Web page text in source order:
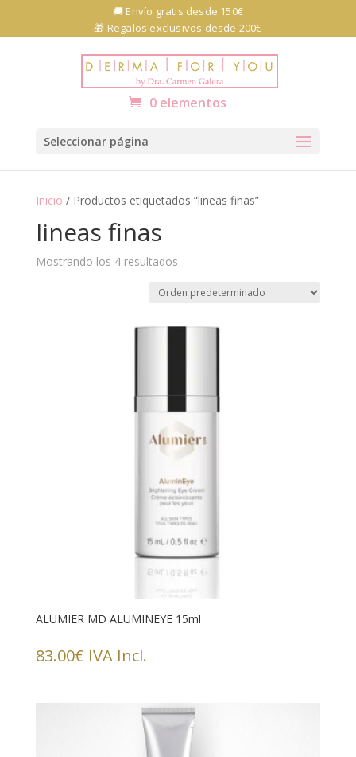
Abrir barra de herramientas
🚚 Envío gratis desde 150€
🎁 Regalos exclusivos desde 200€
0 elementos
Seleccionar página
Inicio / Productos etiquetados “lineas finas”
lineas finas
Mostrando los 4 resultados
ALUMIER MD ALUMINEYE 15ml
83.00€ IVA Incl.